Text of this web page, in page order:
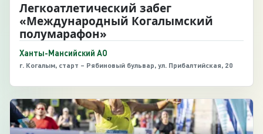
Легкоатлетический забег
«Международный Когалымский
полумарафон»
Ханты-Мансийский АО
г. Когалым, старт – Рябиновый бульвар, ул. Прибалтийская, 20